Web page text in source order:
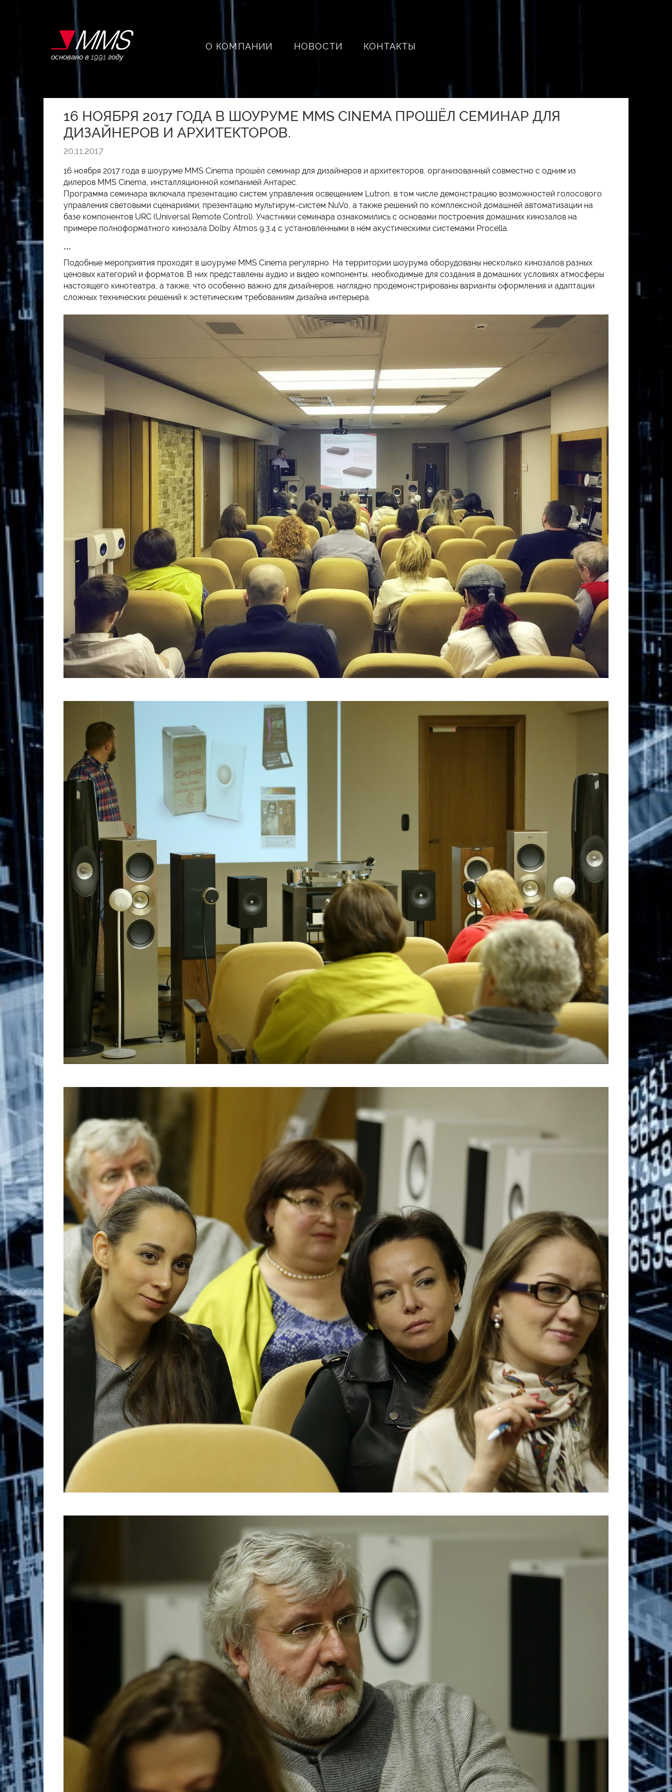
основано в 1991 году
О КОМПАНИИ НОВОСТИ КОНТАКТЫ
16 НОЯБРЯ 2017 ГОДА В ШОУРУМЕ MMS CINEMA ПРОШЁЛ СЕМИНАР ДЛЯ
ДИЗАЙНЕРОВ И АРХИТЕКТОРОВ.
20.11.2017
16 ноября 2017 года в шоуруме MMS Cinema прошёл семинар для дизайнеров и архитекторов, организованный совместно с одним из
дилеров MMS Cinema, инсталляционной компанией Антарес.
Программа семинара включала презентацию систем управления освещением Lutron, в том числе демонстрацию возможностей голосового
управления световыми сценариями; презентацию мультирум-систем NuVo, а также решений по комплексной домашней автоматизации на
базе компонентов URC (Universal Remote Control). Участники семинара ознакомились с основами построения домашних кинозалов на
примере полноформатного кинозала Dolby Atmos 9.3.4 с установленными в нём акустическими системами Procella.
***
Подобные мероприятия проходят в шоуруме MMS Cinema регулярно. На территории шоурума оборудованы несколько кинозалов разных
ценовых категорий и форматов. В них представлены аудио и видео компоненты, необходимые для создания в домашних условиях атмосферы
настоящего кинотеатра, а также, что особенно важно для дизайнеров, наглядно продемонстрированы варианты оформления и адаптации
сложных технических решений к эстетическим требованиям дизайна интерьера.